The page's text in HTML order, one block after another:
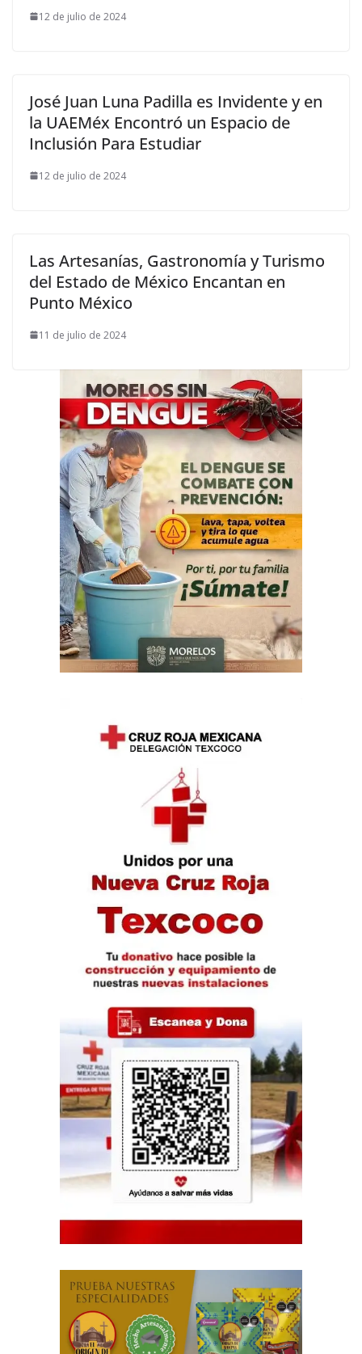
12 de julio de 2024
José Juan Luna Padilla es Invidente y en
la UAEMéx Encontró un Espacio de
Inclusión Para Estudiar
12 de julio de 2024
Las Artesanías, Gastronomía y Turismo
del Estado de México Encantan en
Punto México
11 de julio de 2024